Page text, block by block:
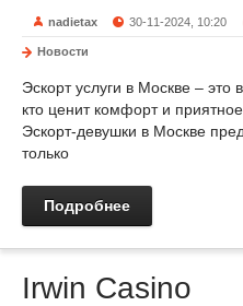
nadietax 30-11-2024, 10:20
Новости
Эскорт услуги в Москве – это
кто ценит комфорт и
Эскорт-девушки в Москве
только
Подробнее
Irwin Casino